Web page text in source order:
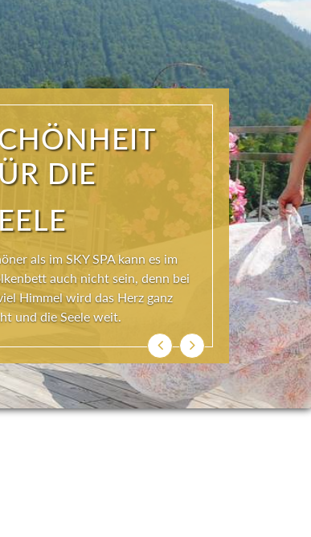
SIND
UND
Körper in Bewegung, kann die
besser baumeln. Das Hotel
Johann bietet dafür täglich
FIT- und MENTAL-Programm.
ZurückWeiter